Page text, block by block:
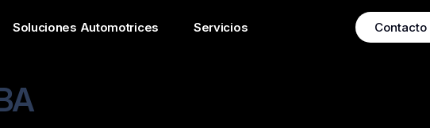
Soluciones Automotrices Servicios Contacto